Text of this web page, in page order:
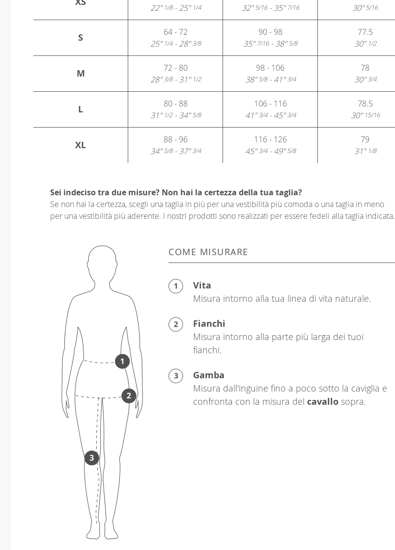
22"1/8- 25"1/4
32"5/16- 35"7/16
30"5/16
S
64 - 72
25"1/4- 28"3/8
90 - 98
35"7/16- 38"5/8
77.5
30"1/2
M
72 - 80
28"3/8- 31"1/2
98 - 106
38"5/8- 41"3/4
78
30"3/4
L
80 - 88
31"1/2- 34"5/8
106 - 116
41"3/4- 45"3/4
78.5
30"15/16
XL
88 - 96
34"5/8- 37"3/4
116 - 126
45"3/4- 49"5/8
79
31"1/8
Sei indeciso tra due misure? Non hai la certezza della tua taglia?
Se non hai la certezza, scegli una taglia in più per una vestibilità più comoda o una taglia in meno
per una vestibilità più aderente. I nostri prodotti sono realizzati per essere fedeli alla taglia indicata.
COME MISURARE
Vita
Misura intorno alla tua linea di vita naturale.
Fianchi
Misura intorno alla parte più larga dei tuoi
fianchi.
Gamba
Misura dall'inguine fino a poco sotto la caviglia e
confronta con la misura del cavallo sopra.